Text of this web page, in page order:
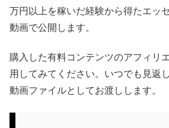
万円以上を稼いだ経験から得たエッ
動画で公開します。
購入した有料コンテンツのアフィリ
用してみてください。いつでも見返
動画ファイルとしてお渡しします。